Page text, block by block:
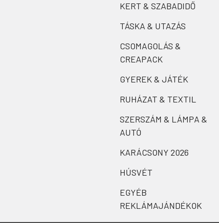
KERT & SZABADIDŐ
TÁSKA & UTAZÁS
CSOMAGOLÁS &
CREAPACK
GYEREK & JÁTÉK
RUHÁZAT & TEXTIL
SZERSZÁM & LÁMPA &
AUTÓ
KARÁCSONY 2026
HÚSVÉT
EGYÉB
REKLÁMAJÁNDÉKOK